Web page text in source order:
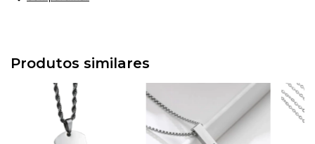
Produtos similares